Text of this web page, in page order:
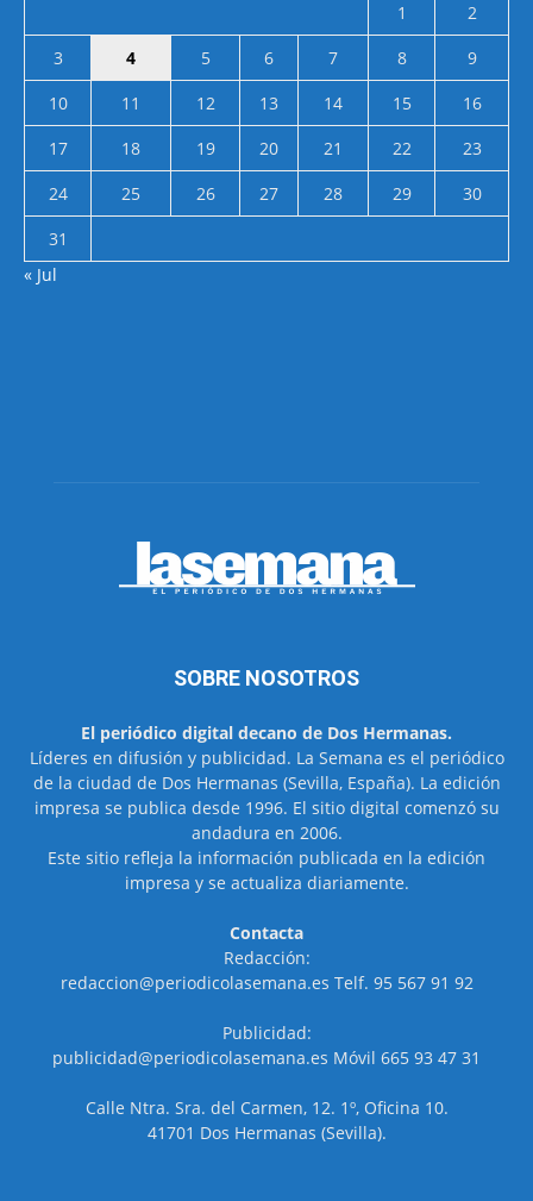
1
2
3
4 5 6 7 8
9
10
11 12 13 14 15
16
17
18 19 20 21 22
23
24
25 26 27 28 29
30
31
« Jul
SOBRE NOSOTROS
El periódico digital decano de Dos Hermanas.
Líderes en difusión y publicidad. La Semana es el periódico
de la ciudad de Dos Hermanas (Sevilla, España). La edición
impresa se publica desde 1996. El sitio digital comenzó su
andadura en 2006.
Este sitio refleja la información publicada en la edición
impresa y se actualiza diariamente.
Contacta
Redacción:
redaccion@periodicolasemana.es Telf. 95 567 91 92
Publicidad:
publicidad@periodicolasemana.es Móvil 665 93 47 31
Calle Ntra. Sra. del Carmen, 12. 1º, Oficina 10.
41701 Dos Hermanas (Sevilla).